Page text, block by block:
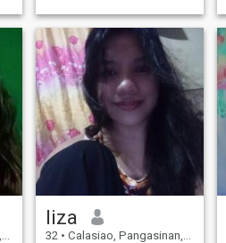
liza
32 • Calasiao, Pangasinan, Filippinerna